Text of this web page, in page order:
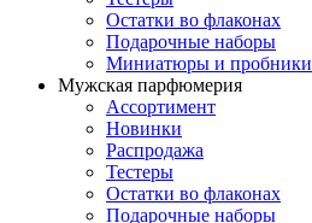
Остатки во флаконах
Подарочные наборы
Миниатюры и пробники
Мужская парфюмерия
Ассортимент
Новинки
Распродажа
Тестеры
Остатки во флаконах
Подарочные наборы